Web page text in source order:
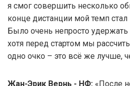
я смог совершить несколько
конце дистанции мой темп стал
Было очень непросто
хотя перед стартом мы
одно очко – это всё же лучше,
Жан-Эрик Вернь - НФ: «После